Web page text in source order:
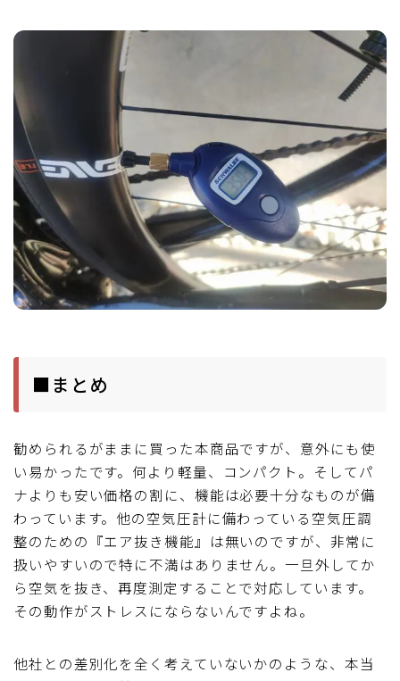
■まとめ
勧められるがままに買った本商品ですが、意外にも使
い易かったです。何より軽量、コンパクト。そしてパ
ナよりも安い価格の割に、機能は必要十分なものが備
わっています。他の空気圧計に備わっている空気圧調
整のための『エア抜き機能』は無いのですが、非常に
扱いやすいので特に不満はありません。一旦外してか
ら空気を抜き、再度測定することで対応しています。
その動作がストレスにならないんですよね。
他社との差別化を全く考えていないかのような、本当